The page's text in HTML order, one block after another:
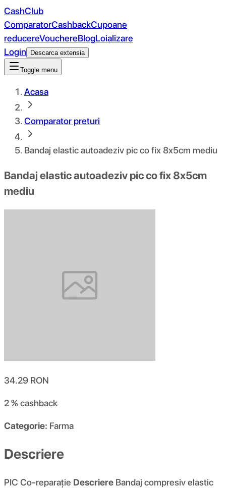
CashClub
ComparatorCashbackCupoane
reducereVouchereBlogLoializare
Login
Descarca extensia
Toggle menu
Acasa
Comparator preturi
Bandaj elastic autoadeziv pic co fix 8x5cm mediu
Bandaj elastic autoadeziv pic co fix 8x5cm
mediu
34.29 RON
2 %cashback
Categorie: Farma
Descriere
PIC Co-reparație Descriere Bandaj compresiv elastic